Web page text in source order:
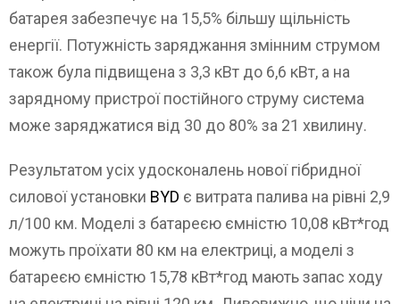
батарея забезпечує на 15,5% більшу щільність
енергії. Потужність заряджання змінним струмом
також була підвищена з 3,3 кВт до 6,6 кВт, а на
зарядному пристрої постійного струму система
може заряджатися від 30 до 80% за 21 хвилину.
Результатом усіх удосконалень нової гібридної
силової установки BYD є витрата палива на рівні 2,9
л/100 км. Моделі з батареєю ємністю 10,08 кВт*год
можуть проїхати 80 км на електриці, а моделі з
батареєю ємністю 15,78 кВт*год мають запас ходу